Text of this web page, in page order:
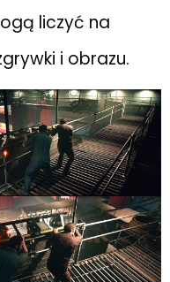
liczyć na
i obrazu.